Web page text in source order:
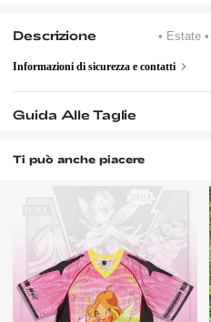
Descrizione • Estate
Informazioni di sicurezza e contatti
Guida Alle Taglie
Ti può anche piacere